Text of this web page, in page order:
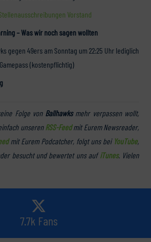
Vorstand
– Was wir noch sagen wollten
gegen 49ers am Sonntag um 22:25 Uhr lediglich
(kostenpflichtig)
Folge von Ballhawksmehr verpassen wollt,
unserenRSS-Feedmit Eurem Newsreader,
mit Eurem Podcatcher, folgt uns bei YouTube,
besucht und bewertet uns aufiTunes. Vielen
7.7k Fans